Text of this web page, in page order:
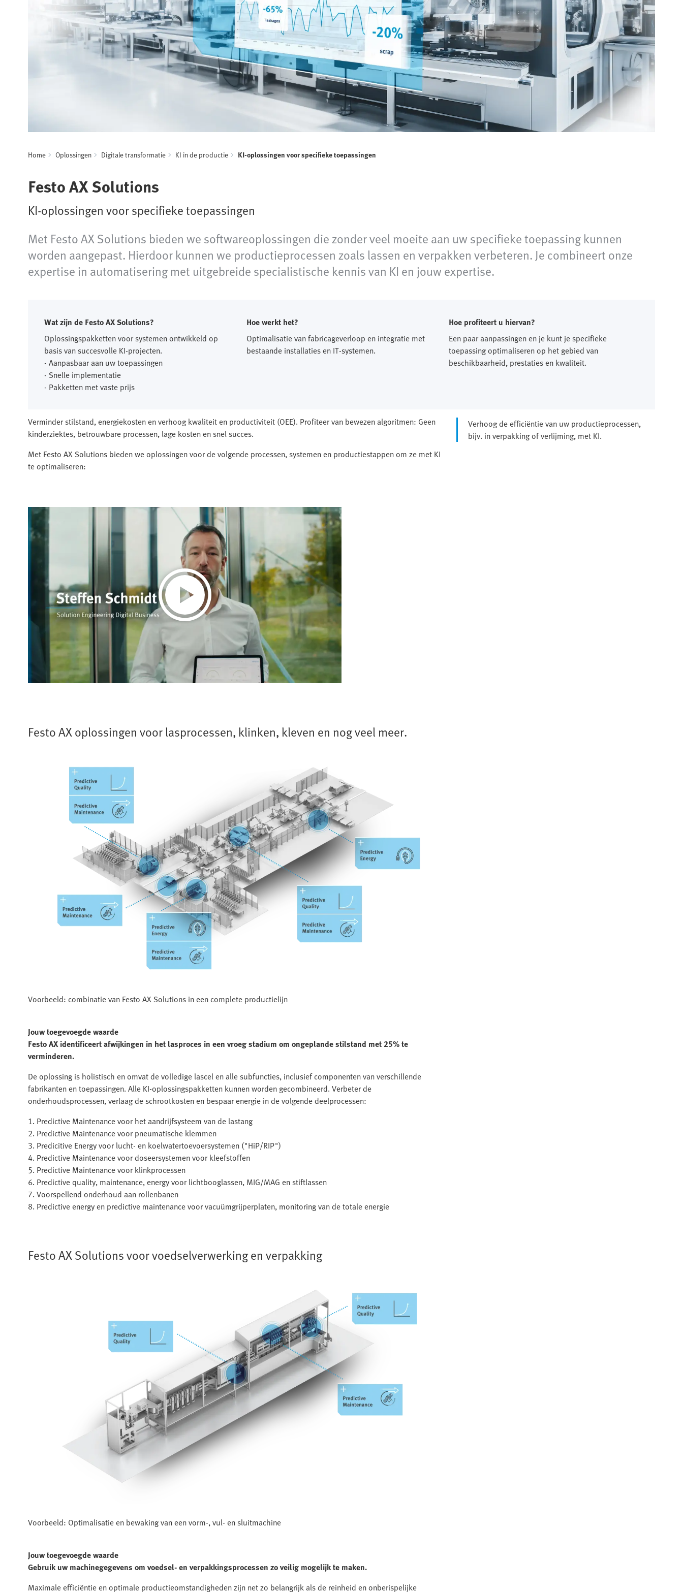
Home Oplossingen Digitale transformatie KI in de productie KI-oplossingen voor specifieke toepassingen
Festo AX Solutions
KI-oplossingen voor specifieke toepassingen
Met Festo AX Solutions bieden we softwareoplossingen die zonder veel moeite aan uw specifieke toepassing kunnen
worden aangepast. Hierdoor kunnen we productieprocessen zoals lassen en verpakken verbeteren. Je combineert onze
expertise in automatisering met uitgebreide specialistische kennis van KI en jouw expertise.
Wat zijn de Festo AX Solutions?
Oplossingspakketten voor systemen ontwikkeld op
basis van succesvolle KI-projecten.
- Aanpasbaar aan uw toepassingen
- Snelle implementatie
- Pakketten met vaste prijs
Hoe werkt het?
Optimalisatie van fabricageverloop en integratie met
bestaande installaties en IT-systemen.
Hoe profiteert u hiervan?
Een paar aanpassingen en je kunt je specifieke
toepassing optimaliseren op het gebied van
beschikbaarheid, prestaties en kwaliteit.
Verminder stilstand, energiekosten en verhoog kwaliteit en productiviteit (OEE). Profiteer van bewezen algoritmen: Geen
kinderziektes, betrouwbare processen, lage kosten en snel succes.
Met Festo AX Solutions bieden we oplossingen voor de volgende processen, systemen en productiestappen om ze met KI
te optimaliseren:
Verhoog de efficiëntie van uw productieprocessen,
bijv. in verpakking of verlijming, met KI.
Festo AX oplossingen voor lasprocessen, klinken, kleven en nog veel meer.
Voorbeeld: combinatie van Festo AX Solutions in een complete productielijn
Jouw toegevoegde waarde
Festo AX identificeert afwijkingen in het lasproces in een vroeg stadium om ongeplande stilstand met 25% te
verminderen.
De oplossing is holistisch en omvat de volledige lascel en alle subfuncties, inclusief componenten van verschillende
fabrikanten en toepassingen. Alle KI-oplossingspakketten kunnen worden gecombineerd. Verbeter de
onderhoudsprocessen, verlaag de schrootkosten en bespaar energie in de volgende deelprocessen:
1. Predictive Maintenance voor het aandrijfsysteem van de lastang
2. Predictive Maintenance voor pneumatische klemmen
3. Predicitive Energy voor lucht- en koelwatertoevoersystemen ("HiP/RIP")
4. Predictive Maintenance voor doseersystemen voor kleefstoffen
5. Predictive Maintenance voor klinkprocessen
6. Predictive quality, maintenance, energy voor lichtbooglassen, MIG/MAG en stiftlassen
7. Voorspellend onderhoud aan rollenbanen
8. Predictive energy en predictive maintenance voor vacuümgrijperplaten, monitoring van de totale energie
Festo AX Solutions voor voedselverwerking en verpakking
Voorbeeld: Optimalisatie en bewaking van een vorm-, vul- en sluitmachine
Jouw toegevoegde waarde
Gebruik uw machinegegevens om voedsel- en verpakkingsprocessen zo veilig mogelijk te maken.
Maximale efficiëntie en optimale productieomstandigheden zijn net zo belangrijk als de reinheid en onberispelijke